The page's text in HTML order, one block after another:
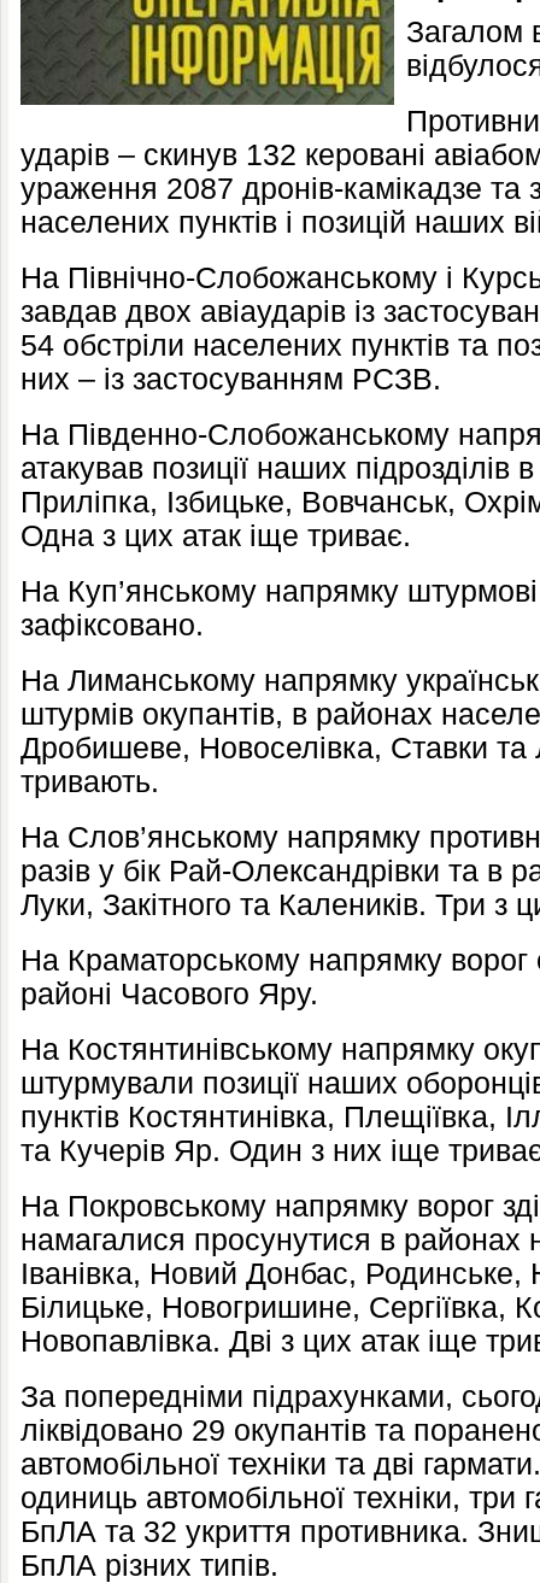
Загалом
ударів – скинув 132 керовані
ураження 2087 дронів-камікадзе та
населених пунктів і позицій наших
На Північно-Слобожанському і
завдав двох авіаударів із
54 обстріли населених пунктів та
них – із застосуванням РСЗВ.
На Південно-Слобожанському
атакував позиції наших підрозділів
Приліпка, Ізбицьке, Вовчанськ,
Одна з цих атак іще триває.
На Куп’янському напрямку штурмові
зафіксовано.
На Лиманському напрямку
штурмів окупантів, в районах
Дробишеве, Новоселівка, Ставки та
тривають.
На Слов’янському напрямку
разів у бік Рай-Олександрівки та в
Луки, Закітного та Калеників. Три з
На Краматорському напрямку ворог
районі Часового Яру.
На Костянтинівському напрямку
штурмували позиції наших
пунктів Костянтинівка, Плещіївка,
та Кучерів Яр. Один з них іще
На Покровському напрямку ворог
намагалися просунутися в районах
Іванівка, Новий Донбас, Родинське,
Білицьке, Новогришине, Сергіївка,
Новопавлівка. Дві з цих атак іще
За попередніми підрахунками,
ліквідовано 29 окупантів та
автомобільної техніки та дві
одиниць автомобільної техніки, три
БпЛА та 32 укриття противника.
БпЛА різних типів.